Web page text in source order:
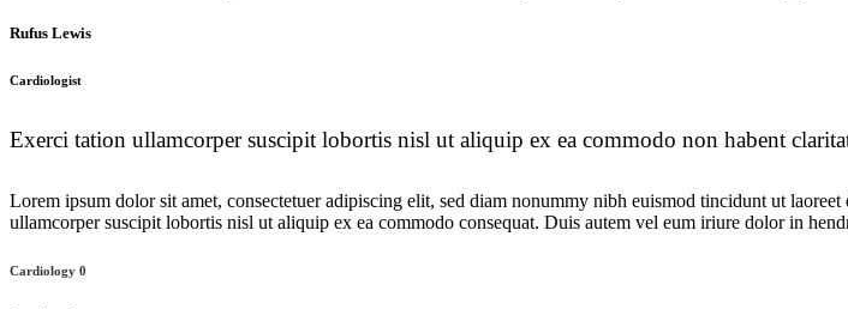
Rufus Lewis
Cardiologist
Exerci tation ullamcorper suscipit lobortis nisl ut aliquip ex ea commodo non habent
Lorem ipsum dolor sit amet, consectetuer adipiscing elit, sed diam nonummy nibh euismod tincidunt ut
ullamcorper suscipit lobortis nisl ut aliquip ex ea commodo consequat. Duis autem vel eum iriure dolor in
Cardiology 0